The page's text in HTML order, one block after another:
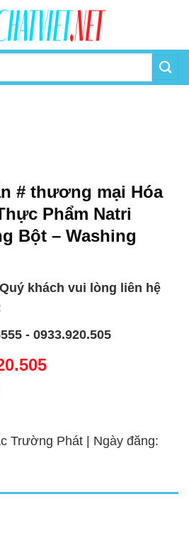
# thương mại Hóa
Phẩm Natri
Bột – Washing
khách vui lòng liên hệ
- 0933.920.505
Trường Phát | Ngày đăng: